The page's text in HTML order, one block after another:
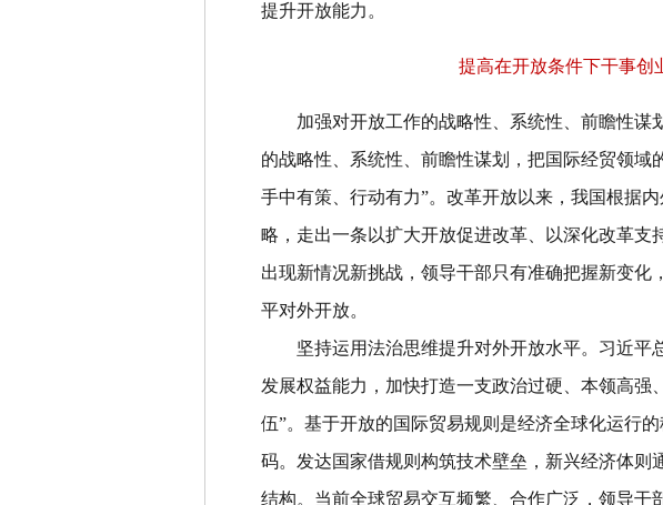
提升开放能力。
提高在开放条件下干事创
加强对开放工作的战略性、系统性、前瞻性谋
的战略性、系统性、前瞻性谋划，把国际经贸领域
手中有策、行动有力”。改革开放以来，我国根据
略，走出一条以扩大开放促进改革、以深化改革支
出现新情况新挑战，领导干部只有准确把握新变化
平对外开放。
坚持运用法治思维提升对外开放水平。 习近平
发展权益能力，加快打造一支政治过硬、本领高强
伍”。基于开放的国际贸易规则是经济全球化运行
码。发达国家借规则构筑技术壁垒，新兴经济体则
结构。当前全球贸易交互频繁、合作广泛，领导干